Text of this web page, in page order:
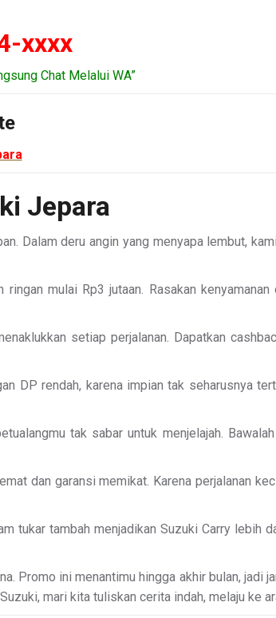
xxxx
Chat Melalui WA”
Jepara
Dalam deru angin yang menyapa lembut,
mulai Rp3 jutaan. Rasakan
setiap perjalanan. Dapatkan
DP rendah, karena impian tak seharusnya
tak sabar untuk menjelajah.
dan garansi memikat. Karena perjalanan
tukar tambah menjadikan Suzuki Carry lebih
Promo ini menantimu hingga akhir bulan, jadi
mari kita tuliskan cerita indah, melaju ke